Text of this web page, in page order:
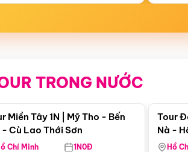
TRONG NƯỚC
Điểm nổi bật
Miền Tây 1N | Mỹ Tho - Bến
- Cù Lao Thới Sơn
Chí Minh 1N0Đ
Tour
Nà -
Nha
Hồ